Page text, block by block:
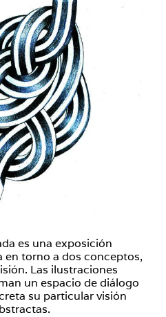
es una exposición
torno a dos conceptos,
Las ilustraciones
un espacio de diálogo
su particular visión